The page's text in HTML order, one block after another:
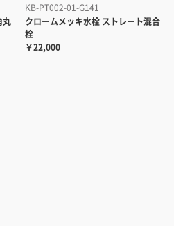
丸
KB-PT002-01-G141
クロームメッキ水栓 ストレート混合
栓
￥22,000